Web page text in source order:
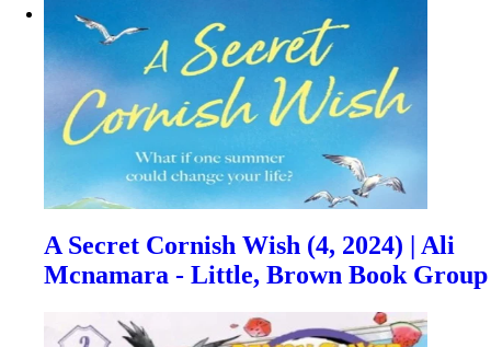
A Secret Cornish Wish (4, 2024) | Ali
Mcnamara - Little, Brown Book Group